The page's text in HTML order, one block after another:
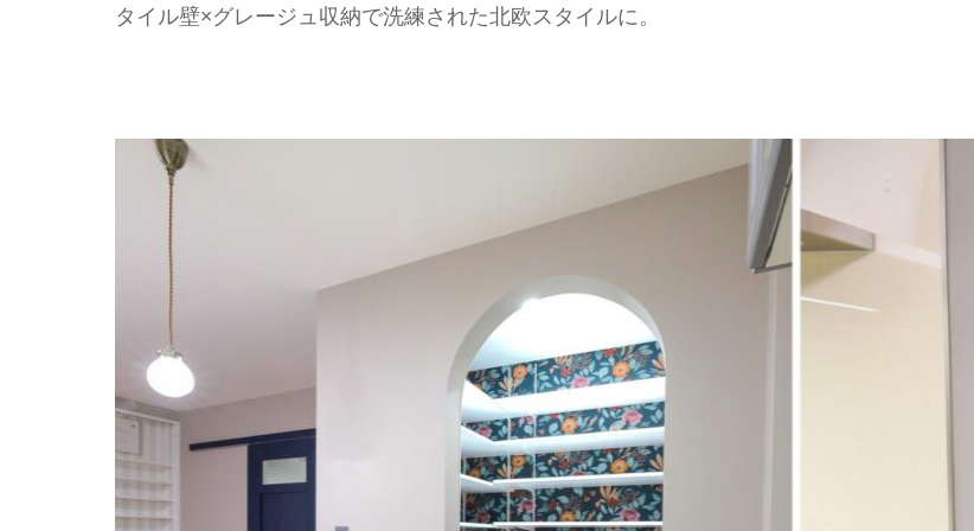
タイル壁×グレージュ収納で洗練された北欧スタイルに。